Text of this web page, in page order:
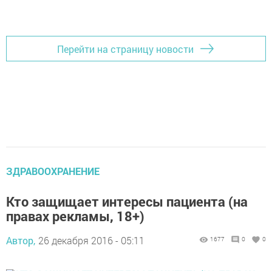
Перейти на страницу новости
ЗДРАВООХРАНЕНИЕ
Кто защищает интересы пациента (на
правах рекламы, 18+)
Автор, 26 декабря 2016 - 05:11 1677 0 0